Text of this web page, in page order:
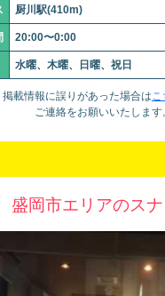
厨川駅(410m)
20:00〜0:00
水曜、木曜、日曜、祝日
掲載情報に誤りがあった場合はこ
ご連絡をお願いいたします
盛岡市エリアのスナ